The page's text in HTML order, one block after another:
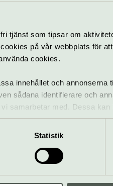
tjänst som tipsar om
på vår webbplats för
cookies.
innehållet och annonserna
sådana identifierare och
samarbetar med. Dessa kan
som de har samlat in när
Statistik